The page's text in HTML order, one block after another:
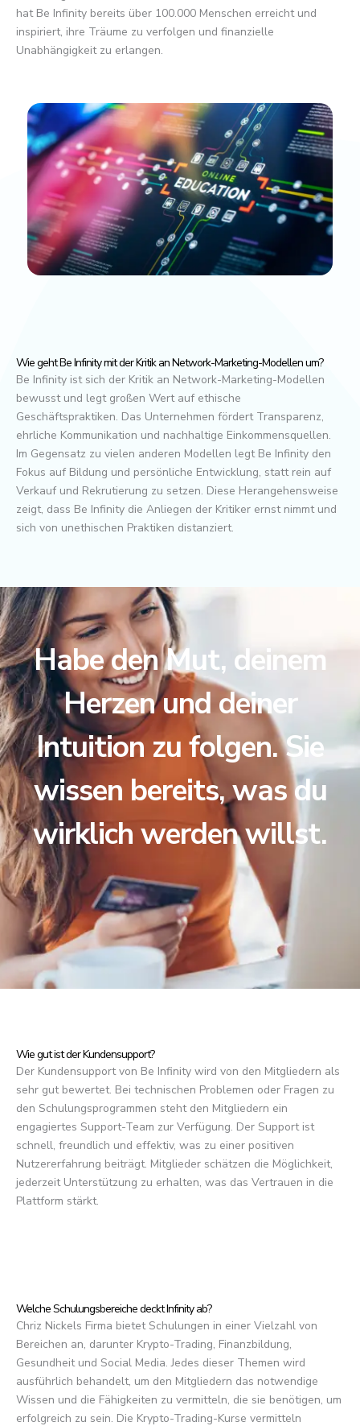
hat Be Infinity bereits über 100.000 Menschen erreicht und
inspiriert, ihre Träume zu verfolgen und finanzielle
Unabhängigkeit zu erlangen.
Wie geht Be Infinity mit der Kritik an Network-Marketing-Modellen um?
Be Infinity ist sich der Kritik an Network-Marketing-Modellen
bewusst und legt großen Wert auf ethische
Geschäftspraktiken. Das Unternehmen fördert Transparenz,
ehrliche Kommunikation und nachhaltige Einkommensquellen.
Im Gegensatz zu vielen anderen Modellen legt Be Infinity den
Fokus auf Bildung und persönliche Entwicklung, statt rein auf
Verkauf und Rekrutierung zu setzen. Diese Herangehensweise
zeigt, dass Be Infinity die Anliegen der Kritiker ernst nimmt und
sich von unethischen Praktiken distanziert.
Habe den Mut, deinem
Herzen und deiner
Intuition zu folgen. Sie
wissen bereits, was du
wirklich werden willst.
Wie gut ist der Kundensupport?
Der Kundensupport von Be Infinity wird von den Mitgliedern als
sehr gut bewertet. Bei technischen Problemen oder Fragen zu
den Schulungsprogrammen steht den Mitgliedern ein
engagiertes Support-Team zur Verfügung. Der Support ist
schnell, freundlich und effektiv, was zu einer positiven
Nutzererfahrung beiträgt. Mitglieder schätzen die Möglichkeit,
jederzeit Unterstützung zu erhalten, was das Vertrauen in die
Plattform stärkt.
Welche Schulungsbereiche deckt Infinity ab?
Chriz Nickels Firma bietet Schulungen in einer Vielzahl von
Bereichen an, darunter Krypto-Trading, Finanzbildung,
Gesundheit und Social Media. Jedes dieser Themen wird
ausführlich behandelt, um den Mitgliedern das notwendige
Wissen und die Fähigkeiten zu vermitteln, die sie benötigen, um
erfolgreich zu sein. Die Krypto-Trading-Kurse vermitteln